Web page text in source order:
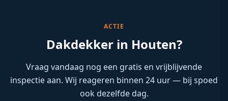
ACTIE
Dakdekker in Houten?
Vraag vandaag nog een gratis en vrijblijvende
inspectie aan. Wij reageren binnen 24 uur — bij spoed
ook dezelfde dag.